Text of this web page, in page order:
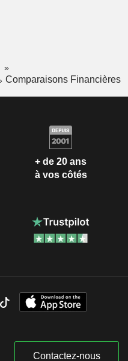
Comparaisons Financières
+ de 20 ans
à vos côtés
Contactez-nous